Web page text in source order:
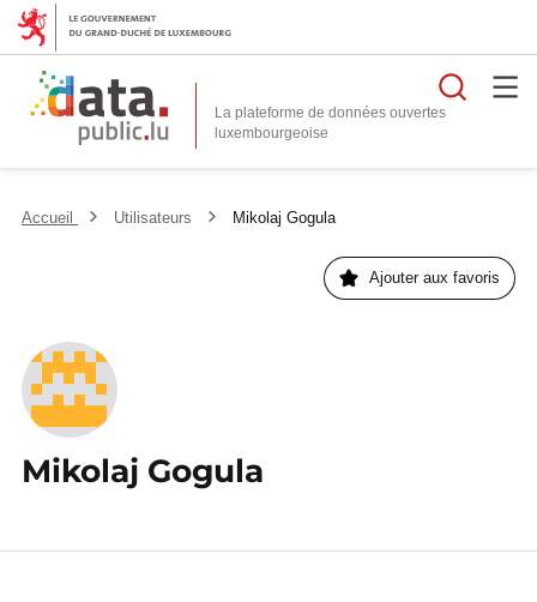
La plateforme de données ouvertes
Accueil Utilisateurs Mikolaj Gogula
Ajouter aux favoris
Mikolaj Gogula